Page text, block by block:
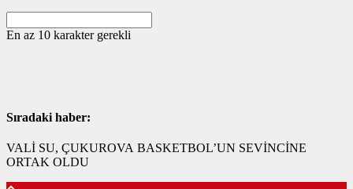
En az 10 karakter gerekli
Sıradaki haber:
VALİ SU, ÇUKUROVA BASKETBOL’UN SEVİNCİNE
ORTAK OLDU